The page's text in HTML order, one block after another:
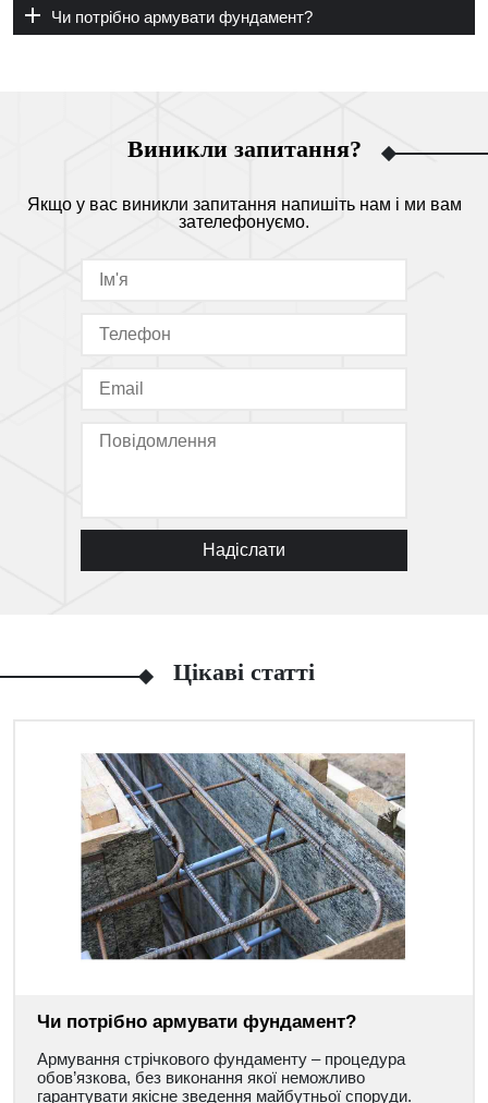
Чи потрібно армувати фундамент?
Виникли запитання?
Якщо у вас виникли запитання напишіть нам і ми вам
зателефонуємо.
Надіслати
Цікаві статті
Чи потрібно армувати фундамент?
Армування стрічкового фундаменту – процедура
обов’язкова, без виконання якої неможливо
гарантувати якісне зведення майбутньої споруди.